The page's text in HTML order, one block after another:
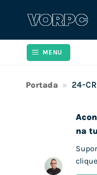
MENU
Portada » 24-
na